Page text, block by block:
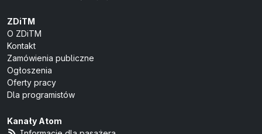
ZDiTM
O ZDiTM
Kontakt
Zamówienia publiczne
Ogłoszenia
Oferty pracy
Dla programistów
Kanały Atom